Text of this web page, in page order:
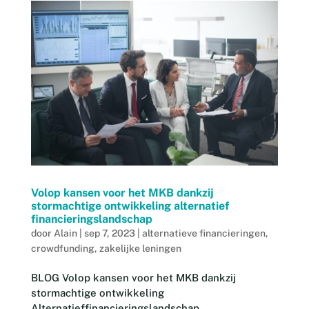
Volop kansen voor het MKB dankzij
stormachtige ontwikkeling alternatief
financieringslandschap
door Alain| sep 7, 2023| alternatieve financieringen,
crowdfunding, zakelijke leningen
BLOG Volop kansen voor het MKB dankzij
stormachtige ontwikkeling